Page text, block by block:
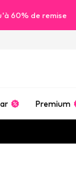
60% de remise
Premium